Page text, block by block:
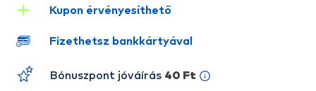
Kupon érvényesíthető
Fizethetsz bankkártyával
Bónuszpont jóváírás 40 Ft